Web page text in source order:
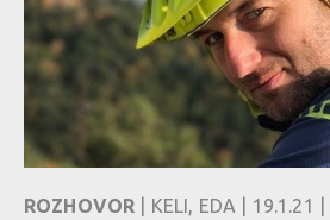
ROZHOVOR | KELI, EDA | 19.1.21 |